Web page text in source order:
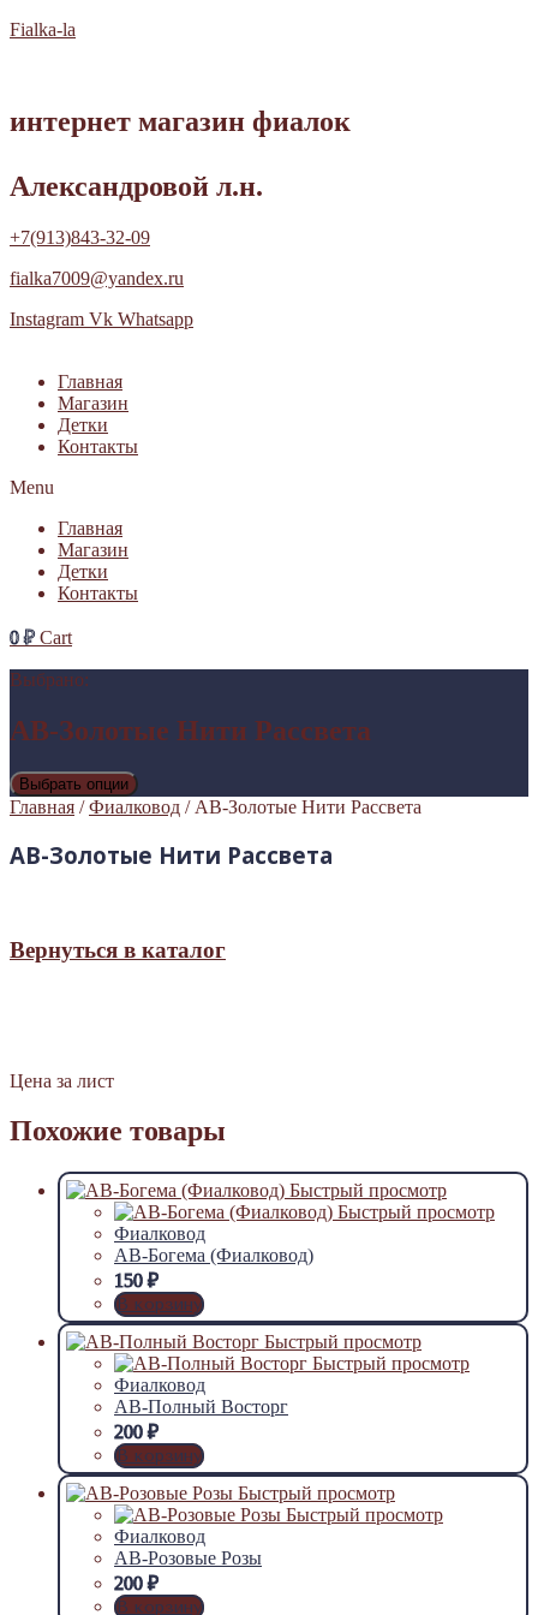
Fialka-la
интернет магазин фиалок
Александровой л.н.
+7(913)843-32-09
fialka7009@yandex.ru
Instagram Vk Whatsapp
Главная
Магазин
Детки
Контакты
Menu
Главная
Магазин
Детки
Контакты
0₽ Cart
Выбрано:
АВ-Золотые Нити Рассвета
Выбрать опции
Главная /Фиалковод / АВ-Золотые Нити Рассвета
АВ-Золотые Нити Рассвета
Вернуться в каталог
Цена за лист
Похожие товары
Быстрый просмотр
Быстрый просмотр
Фиалковод
АВ-Богема (Фиалковод)
150₽
В корзину
Быстрый просмотр
Быстрый просмотр
Фиалковод
АВ-Полный Восторг
200₽
В корзину
Быстрый просмотр
Быстрый просмотр
Фиалковод
АВ-Розовые Розы
200₽
В корзину